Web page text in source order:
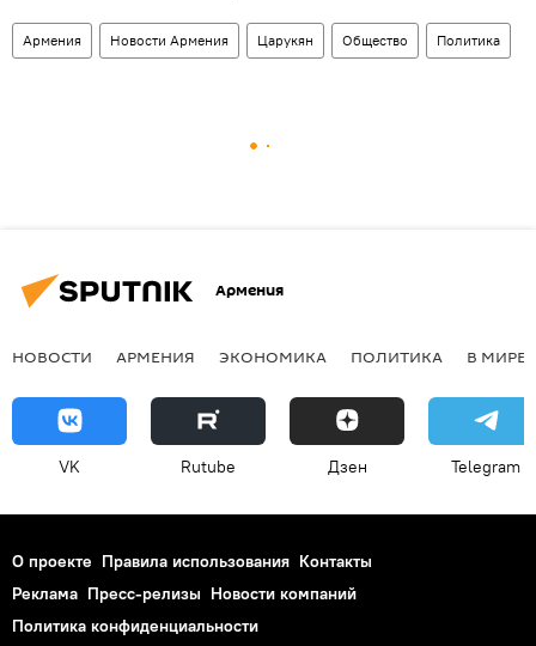
Армения Новости Армения Царукян Общество Политика
Армения
НОВОСТИ АРМЕНИЯ ЭКОНОМИКА ПОЛИТИКА В МИРЕ
VK Rutube Дзен Telegram
О проекте Правила использования Контакты
Реклама Пресс-релизы Новости компаний
Политика конфиденциальности